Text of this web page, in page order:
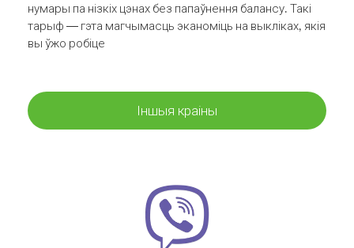
нумары па нізкіх цэнах без папаўнення балансу. Такі
тарыф — гэта магчымасць эканоміць на выкліках, якія
вы ўжо робіце
Іншыя краіны